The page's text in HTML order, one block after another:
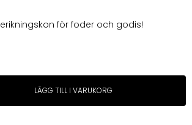
för foder och godis!
LÄGG TILL I VARUKORG